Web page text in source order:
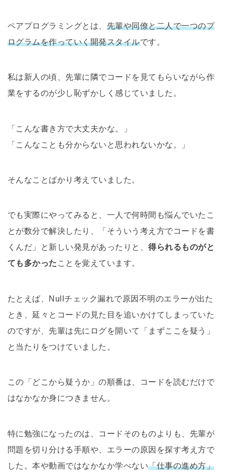
ペアプログラミングとは、 先輩や同僚と二人で一つのプ
ログラムを作っていく開発スタイルです。
私は新人の頃、先輩に隣でコードを見てもらいながら作
業をするのが少し恥ずかしく感じていました。
「こんな書き方で大丈夫かな。」
「こんなことも分からないと思われないかな。」
そんなことばかり考えていました。
でも実際にやってみると、一人で何時間も悩んでいたこ
とが数分で解決したり、「そういう考え方でコードを書
くんだ」と新しい発見があったりと、得られるものがと
ても多かった ことを覚えています。
たとえば、Nullチェック漏れで原因不明のエラーが出た
とき、延々とコードの見た目を追いかけてしまっていた
のですが、先輩は先にログを開いて「まずここを疑う」
と当たりをつけていました。
この「どこから疑うか」の順番は、コードを読むだけで
はなかなか身につきません。
特に勉強になったのは、コードそのものよりも、先輩が
問題を切り分ける手順や、エラーの原因を探す考え方で
した。本や動画ではなかなか学べない「仕事の進め方」